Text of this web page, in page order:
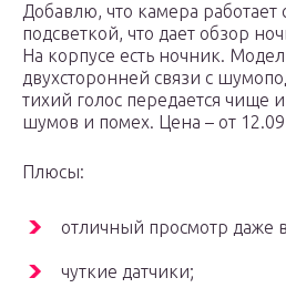
Добавлю, что камера
подсветкой, что дает обзор
На корпусе есть ночник.
двухсторонней связи с
тихий голос передается чище
шумов и помех. Цена – от 12.09
Плюсы:
отличный просмотр даже
чуткие датчики;